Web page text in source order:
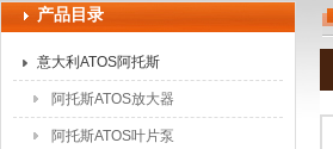
产品目录
意大利ATOS阿托斯
阿托斯ATOS放大器
阿托斯ATOS叶片泵